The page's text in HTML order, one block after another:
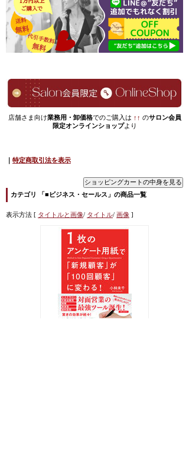
店舗さま向け業務用・卸価格でのご購入は ↑↑ のサロン会員
限定オンラインショップより
特定商取引法を表示
カテゴリ 「■ビジネス・セールス」の商品一覧
表示方法 [ タイトルと画像/ タイトル/ 画像 ]